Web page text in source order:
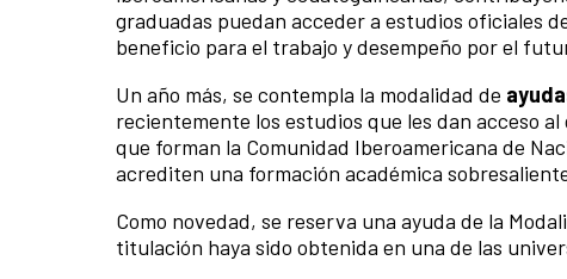
graduadas puedan acceder a estudios oficiales
beneficio para el trabajo y desempeño por el
Un año más, se contempla la modalidad de
recientemente los estudios que les dan acceso
que forman la Comunidad Iberoamericana de
acrediten una formación académica
Como novedad, se reserva una ayuda de la
titulación haya sido obtenida en una de las